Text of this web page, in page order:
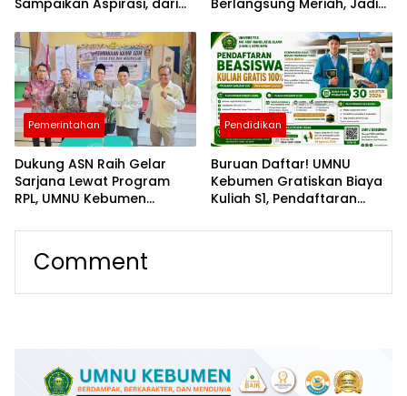
Sampaikan Aspirasi, dari
Ruang Ramah Anak
Berlangsung Meriah, Jadi
Pendidikan, Karakter, dan
Sinergi Alumni
Pemerintahan
Dukung ASN Raih Gelar
Sarjana Lewat Program
RPL, UMNU Kebumen
Purbalingga Berpredikat
WBK
Pendidikan
Buruan Daftar! UMNU
Kebumen Gratiskan Biaya
Kuliah S1, Pendaftaran
Comment